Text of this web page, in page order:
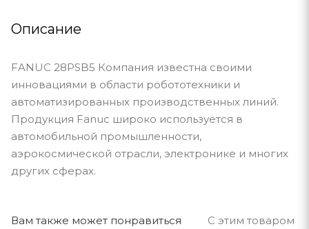
Описание
FANUC 28PSB5 Компания известна своими
инновациями в области робототехники и
автоматизированных производственных линий.
Продукция Fanuc широко используется в
автомобильной промышленности,
аэрокосмической отрасли, электронике и многих
других сферах.
Вам также может понравиться С этим товаром